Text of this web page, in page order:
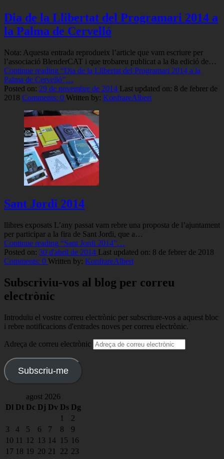
Dia de la Llibertat del Programari 2014 a
la Palma de Cervelló
Nota: Aquesta entrada reprodueix l’article que vam escriure per
l’associació BlenderCAT i que trobareu publicat a la 8a edició de…
Continue reading “Dia de la Llibertat del Programari 2014 a la
Palma de Cervelló”…
Posted on: 29 de novembre de 2014 Last updated on: 8 de febrer de
2018 Comments: 0 Written by: KonfrareAlbert
Sant Jordi 2014
llibres exposats L’any passat vam rebre una proposta de l’ajuntament
per participar a la fira de Sant Jordi, que a…
Continue reading “Sant Jordi 2014”…
Posted on: 30 d'abril de 2014 Last updated on: 8 de febrer de 2018
Comments: 0 Written by: KonfrareAlbert
Subscriviu-vos al blog per correu
electrònic
Introduïu el vostre correu electrònic per subscriure-vos a aquest bloc
i rebre notificacions d'entrades noves per correu electrònic.
Adreça de correu electrònic
Subscriu-me
agost 2026
Dl Dt Dc Dj Dv Ds Dg
1
2
3
4 5 6 7 8
9
10 11 12 13 14 15 16
17 18 19 20 21 22 23